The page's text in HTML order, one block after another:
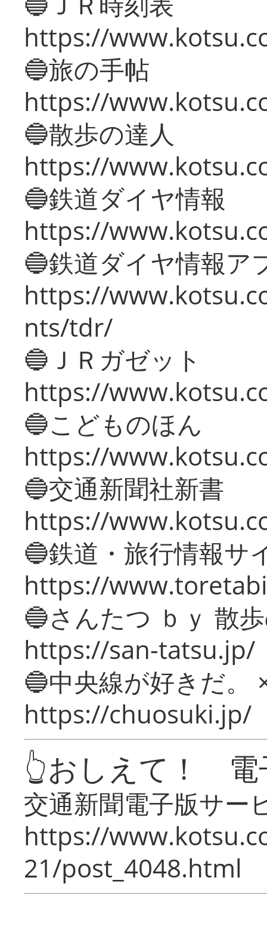
https://
🔵旅の手帖
https://
🔵散歩の達人
https://
🔵鉄道ダイヤ情報
https://
🔵鉄道ダイヤ情報ア
https://
nts/tdr/
🔵ＪＲガゼット
https://
🔵こどものほん
https://
🔵交通新聞社新書
https://
🔵鉄道・旅行情報サ
https://
🔵さんたつ ｂｙ 散
https://san-tatsu.jp/
🔵中央線が好きだ。
https://chuosuki.jp/
👆おしえて！ 電
交通新聞電子版サー
https://
21/post_4048.html